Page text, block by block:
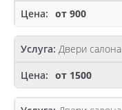
от 900
Двери салона
от 1500